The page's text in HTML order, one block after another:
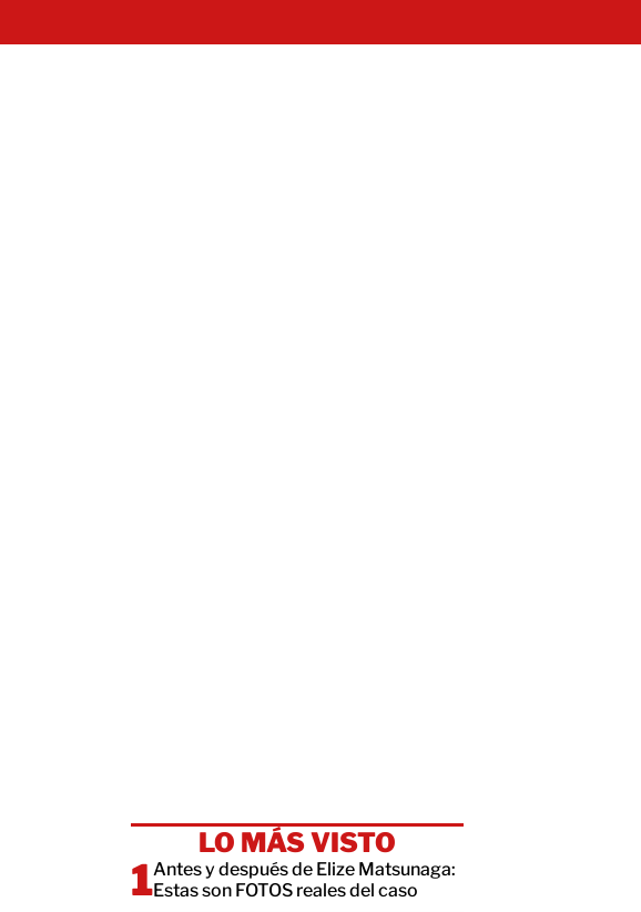
LO MÁS VISTO
Antes y después de Elize Matsunaga:
Estas son FOTOS reales del caso